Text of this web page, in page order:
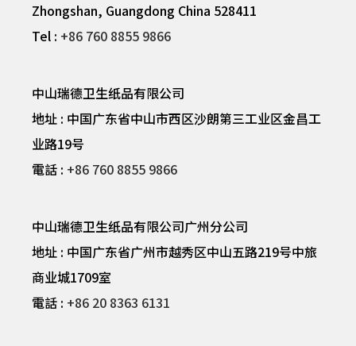
Zhongshan, Guangdong China 528411
Tel : +86 760 8855 9866
中山瑞德卫生纸品有限公司
地址 : 中国广东省中山市西区沙朗第三工业区金昌工
业路19号
電話 : +86 760 8855 9866
中山瑞德卫生纸品有限公司广州分公司
地址 : 中国广东省广州市越秀区中山五路219号中旅
商业城1709室
電話 : +86 20 8363 6131